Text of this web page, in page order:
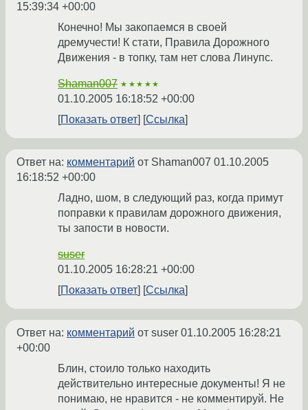
15:39:34 +00:00
Конечно! Мы закопаемся в своей
дремучести! К стати, Правила Дорожного
Движения - в топку, там нет слова Линупс.
Shaman007 ★★★★★
01.10.2005 16:18:52 +00:00
Показать ответ
Ссылка
Ответ на: комментарий от Shaman007 01.10.2005
16:18:52 +00:00
Ладно, шом, в следующий раз, когда примут
поправки к правилам дорожного движения,
ты запости в новости.
suser
01.10.2005 16:28:21 +00:00
Показать ответ
Ссылка
Ответ на: комментарий от suser 01.10.2005 16:28:21
+00:00
Блин, стоило только находить
действительно интересные документы! Я не
понимаю, не нравится - не комментируй. Не